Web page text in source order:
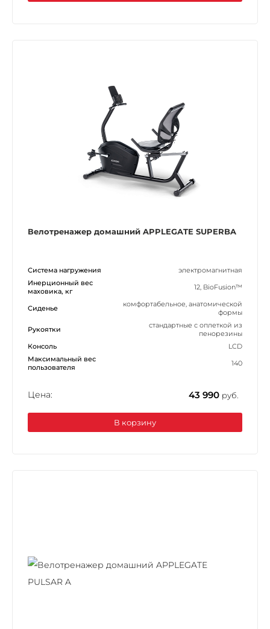
Велотренажер домашний APPLEGATE SUPERBA
Система нагружения
электромагнитная
Инерционный вес
маховика, кг
12, BioFusion™
Сиденье
комфортабельное, анатомической
формы
Рукоятки
стандартные с оплеткой из
пенорезины
Консоль
LCD
Максимальный вес
пользователя
140
Цена: 43 990 руб.
В корзину